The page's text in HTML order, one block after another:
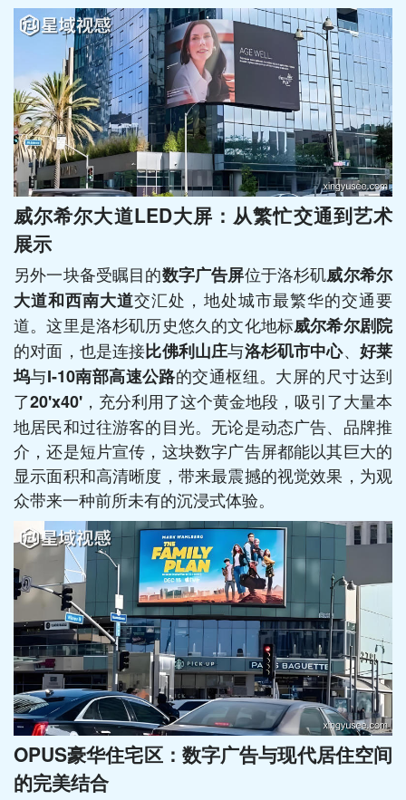
威尔希尔大道LED大屏：从繁忙交通到艺术
展示
另外一块备受瞩目的数字广告屏位于洛杉矶威尔希尔
大道和西南大道交汇处，地处城市最繁华的交通要
道。这里是洛杉矶历史悠久的文化地标威尔希尔剧院
的对面，也是连接比佛利山庄与洛杉矶市中心、 好莱
坞与I-10南部高速公路的交通枢纽。大屏的尺寸达到
了20'x40' ，充分利用了这个黄金地段，吸引了大量本
地居民和过往游客的目光。无论是动态广告、品牌推
介，还是短片宣传，这块数字广告屏都能以其巨大的
显示面积和高清晰度，带来最震撼的视觉效果，为观
众带来一种前所未有的沉浸式体验。
OPUS豪华住宅区：数字广告与现代居住空间
的完美结合